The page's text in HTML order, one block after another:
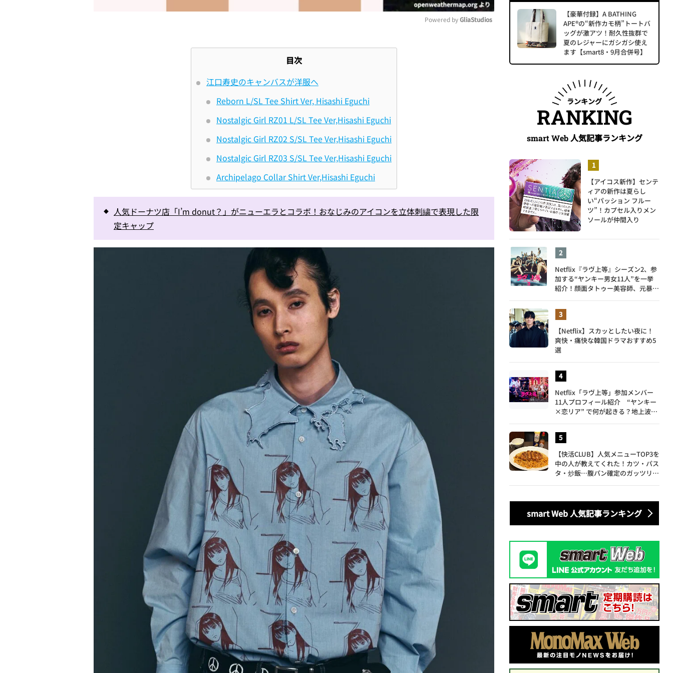
Powered by GliaStudios
目次
江口寿史のキャンバスが洋服へ
Reborn L/SL Tee Shirt Ver, Hisashi Eguchi
Nostalgic Girl RZ01 L/SL Tee Ver,Hisashi Eguchi
Nostalgic Girl RZ02 S/SL Tee Ver,Hisashi Eguchi
Nostalgic Girl RZ03 S/SL Tee Ver,Hisashi Eguchi
Archipelago Collar Shirt Ver,Hisashi Eguchi
人気ドーナツ店「I’m donut？」がニューエラとコラボ！おなじみのアイコンを立体刺繍で表現した限
定キャップ
【豪華付録】A BATHING
APE®の“新作カモ柄”トートバ
ッグが激アツ！耐久性抜群で
夏のレジャーにガシガシ使え
ます【smart8・9月合併号】
ランキング
RANKING
smart Web人気記事ランキング
【アイコス新作】センテ
ィアの新作は夏らし
い“パッション フルー
ツ”！カプセル入りメン
ソールが仲間入り
Netflix『ラヴ上等』シーズン2、参
加する“ヤンキー男女11人”を一挙
紹介！顔面タトゥー美容師、元暴走
【Netflix】スカッとしたい夜に！
爽快・痛快な韓国ドラマおすすめ5
選
Netflix「ラヴ上等」参加メンバー
11人プロフィール紹介 “ヤンキー
×恋リア” で何が起きる？地上波で
が爆誕
【快活CLUB】人気メニューTOP3を
中の人が教えてくれた！カツ・パス
タ・炒飯…腹パン確定のガッツリ飯
smart Web 人気記事ランキング